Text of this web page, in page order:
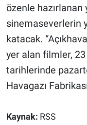
özenle
sinemaseverlerin
katacak.
yer alan filmler,
tarihlerinde
Havagazı
Kaynak: RSS